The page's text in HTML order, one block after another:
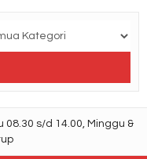
s/d 14.00, Minggu &